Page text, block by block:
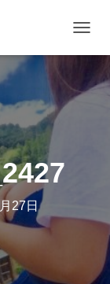
27日